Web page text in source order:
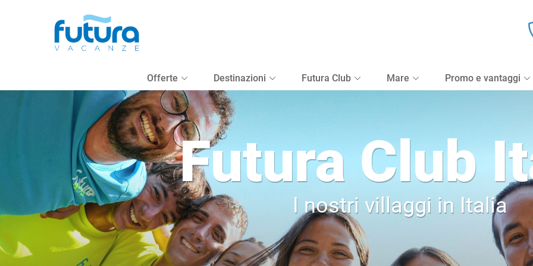
Futura Club
I nostri villaggi in Italia
Destinazione, Hotel, Codice
Dove vuoi andare?
Offerte Destinazioni Futura Club Mare Promo e vantaggi